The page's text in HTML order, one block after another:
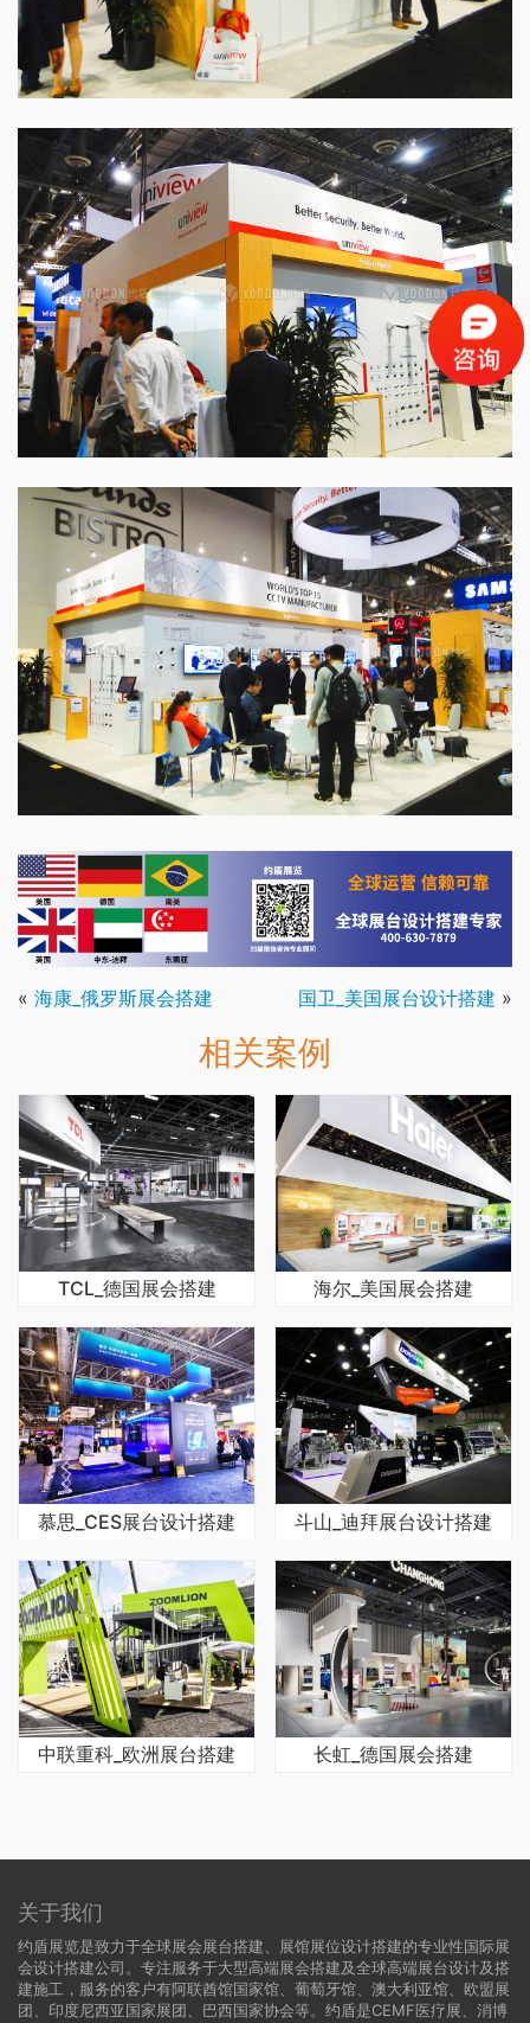
« 海康_俄罗斯展会搭建 国卫_美国展台设计搭建 »
相关案例
TCL_德国展会搭建 海尔_美国展会搭建
慕思_CES展台设计搭建 斗山_迪拜展台设计搭建
中联重科_欧洲展台搭建 长虹_德国展会搭建
关于我们
约盾展览是致力于全球展会展台搭建、展馆展位设计搭建的专业性国际展
会设计搭建公司。专注服务于大型高端展会搭建及全球高端展台设计及搭
建施工，服务的客户有阿联酋馆国家馆、葡萄牙馆、澳大利亚馆、欧盟展
团、印度尼西亚国家展团、巴西国家协会等。约盾是CEMF医疗展、消博